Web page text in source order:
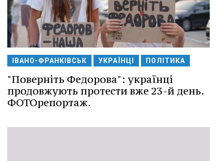
ІВАНО-ФРАНКІВСЬК УКРАЇНЦІ ПОЛІТИКА
"Поверніть Федорова": українці
продовжують протести вже 23-й день.
ФОТОрепортаж.